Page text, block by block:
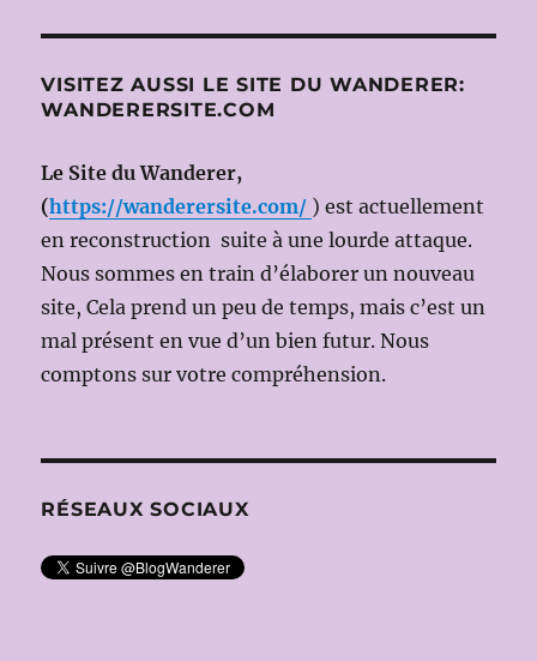
VISITEZ AUSSI LE SITE DU WANDERER:
WANDERERSITE.COM
Le Site du Wanderer,
(https://wanderersite.com/ ) est actuellement
en reconstruction suite à une lourde attaque.
Nous sommes en train d’élaborer un nouveau
site, Cela prend un peu de temps, mais c’est un
mal présent en vue d’un bien futur. Nous
comptons sur votre compréhension.
RÉSEAUX SOCIAUX